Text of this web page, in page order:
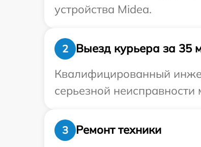
устройства Midea.
2
Выезд курьера за 35
Квалифицированный
серьезной
3
Ремонт техники